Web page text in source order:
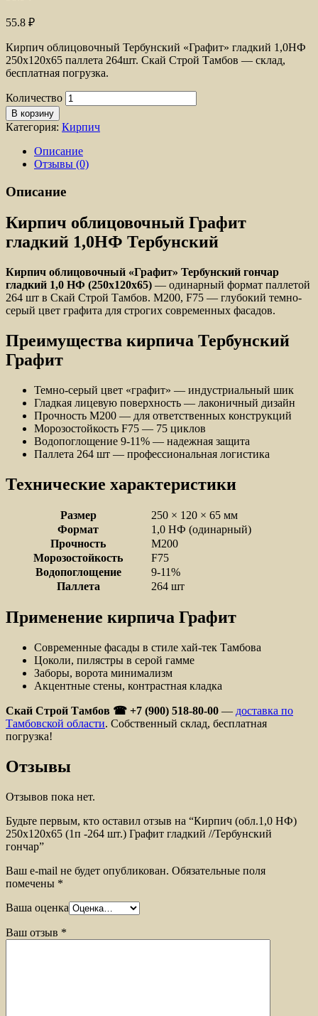
55.8 ₽
Кирпич облицовочный Тербунский «Графит» гладкий 1,0НФ
250x120x65 паллета 264шт. Скай Строй Тамбов — склад,
бесплатная погрузка.
Количество
В корзину
Категория: Кирпич
Описание
Отзывы (0)
Описание
Кирпич облицовочный Графит
гладкий 1,0НФ Тербунский
Кирпич облицовочный «Графит» Тербунский гончар
гладкий 1,0 НФ (250x120x65) — одинарный формат паллетой
264 шт в Скай Строй Тамбов. М200, F75 — глубокий темно-
серый цвет графита для строгих современных фасадов.
Преимущества кирпича Тербунский
Графит
Темно-серый цвет «графит» — индустриальный шик
Гладкая лицевую поверхность — лаконичный дизайн
Прочность М200 — для ответственных конструкций
Морозостойкость F75 — 75 циклов
Водопоглощение 9-11% — надежная защита
Паллета 264 шт — профессиональная логистика
Технические характеристики
Размер
250 × 120 × 65 мм
Формат
1,0 НФ (одинарный)
Прочность
М200
Морозостойкость
F75
Водопоглощение
9-11%
Паллета
264 шт
Применение кирпича Графит
Современные фасады в стиле хай-тек Тамбова
Цоколи, пилястры в серой гамме
Заборы, ворота минимализм
Акцентные стены, контрастная кладка
Скай Строй Тамбов ☎ +7 (900) 518-80-00 — доставка по
Тамбовской области. Собственный склад, бесплатная
погрузка!
Отзывы
Отзывов пока нет.
Будьте первым, кто оставил отзыв на “Кирпич (обл.1,0 НФ)
250x120x65 (1п -264 шт.) Графит гладкий //Тербунский
гончар”
Ваш e-mail не будет опубликован. Обязательные поля
помечены *
Ваша оценка
Ваш отзыв *